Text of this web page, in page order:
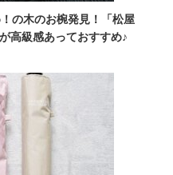
の木のお椀発見！「松屋
高級感あっておすすめ♪